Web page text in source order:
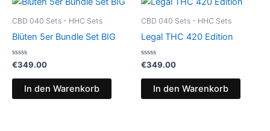
CBD 040 Sets - HHC Sets
Blüten 5er Bundle Set BIG
Bewertet
mit
0
€349.00
In den Warenkorb
CBD 040 Sets - HHC Sets
Legal THC 420 Edition
Bewertet
mit
0
€349.00
In den Warenkorb